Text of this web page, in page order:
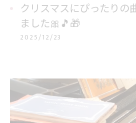
クリスマスにぴったりの
ました🎀🎵🎁
2025/12/23